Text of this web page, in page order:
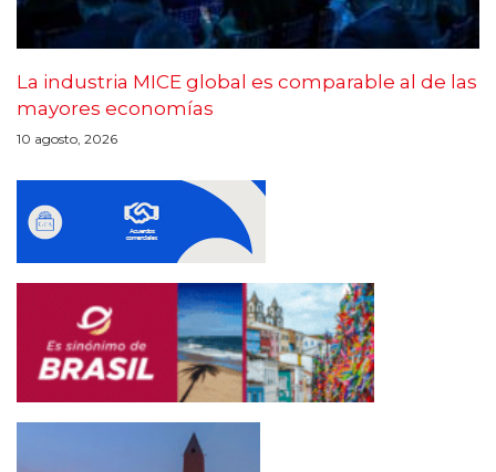
La industria MICE global es comparable al de las
mayores economías
10 agosto, 2026